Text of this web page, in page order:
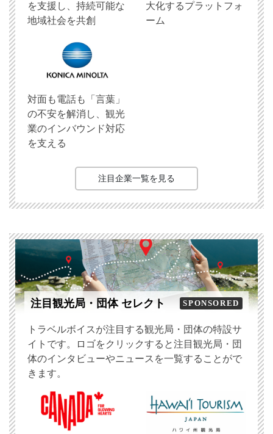
を支援し、持続可能な
地域社会を共創
大化するプラットフォ
ーム
対面も電話も「言葉」
の不安を解消し、観光
業のインバウンド対応
を支える
注目企業一覧を見る
注目観光局・団体 セレクト SPONSORED
トラベルボイスが注目する観光局・団体の特設サ
イトです。ロゴをクリックすると注目観光局・団
体のインタビューやニュースを一覧することがで
きます。